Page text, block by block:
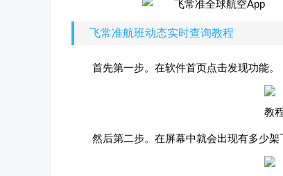
飞常准航班动态实时查询教程
首先第一步。在软件首页点击发现功能。
然后第二步。在屏幕中就会出现有多少架